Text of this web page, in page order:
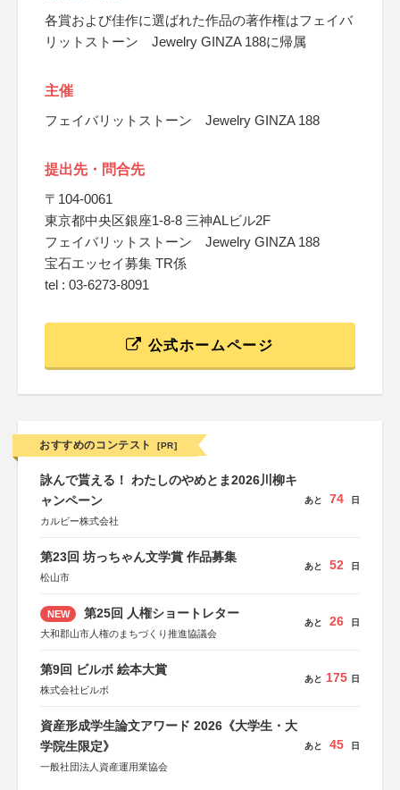
各賞および佳作に選ばれた作品の著作権はフェイバ
リットストーン Jewelry GINZA 188に帰属
主催
フェイバリットストーン Jewelry GINZA 188
提出先・問合先
〒104-0061
東京都中央区銀座1-8-8 三神ALビル2F
フェイバリットストーン Jewelry GINZA 188
宝石エッセイ募集 TR係
tel : 03-6273-8091
公式ホームページ
おすすめのコンテスト [PR]
詠んで貰える！ わたしのやめとま2026川柳キ
ャンペーン
カルビー株式会社
あと 74 日
第23回 坊っちゃん文学賞 作品募集
松山市
あと 52 日
NEW 第25回 人権ショートレター
大和郡山市人権のまちづくり推進協議会
あと 26 日
第9回 ビルボ 絵本大賞
株式会社ビルボ
あと 175 日
資産形成学生論文アワード 2026《大学生・大
学院生限定》
一般社団法人資産運用業協会
あと 45 日